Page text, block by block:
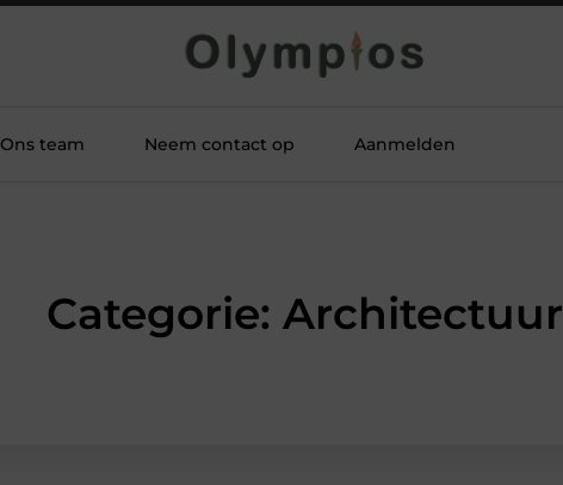
Ons team Neem contact op Aanmelden
Categorie: Architectuur